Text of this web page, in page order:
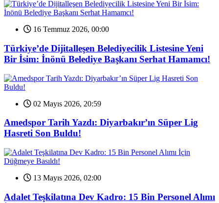
16 Temmuz 2026, 00:00
Türkiye’de Dijitalleşen Belediyecilik Listesine Yeni
Bir İsim: İnönü Belediye Başkanı Serhat Hamamcı!
02 Mayıs 2026, 20:59
Amedspor Tarih Yazdı: Diyarbakır’ın Süper Lig
Hasreti Son Buldu!
13 Mayıs 2026, 02:00
Adalet Teşkilatına Dev Kadro: 15 Bin Personel Alımı